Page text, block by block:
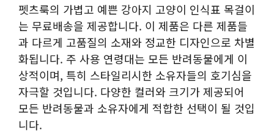
펫츠룩의 가볍고 예쁜 강아지 고양이 인식표 목걸이
는 무료배송을 제공합니다. 이 제품은 다른 제품들
과 다르게 고품질의 소재와 정교한 디자인으로 차별
화됩니다. 주 사용 연령대는 모든 반려동물에게 이
상적이며, 특히 스타일리시한 소유자들의 호기심을
자극할 것입니다. 다양한 컬러와 크기가 제공되어
모든 반려동물과 소유자에게 적합한 선택이 될 것입
니다.